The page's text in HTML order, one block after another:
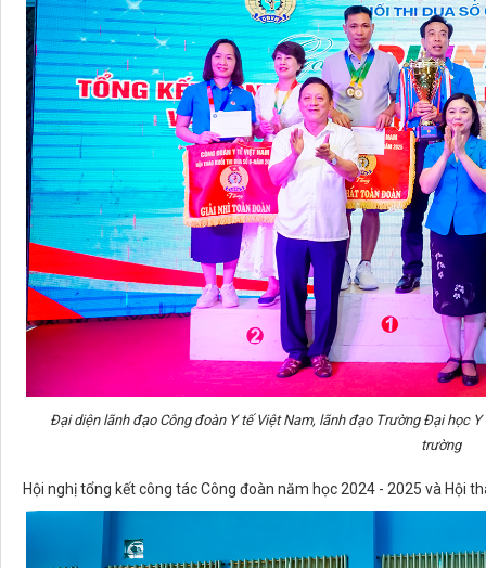
Đại diện lãnh đạo Công đoàn Y tế Việt Nam, lãnh đạo Trường Đại học
trường
Hội nghị tổng kết công tác Công đoàn năm học 2024 - 2025 và Hội